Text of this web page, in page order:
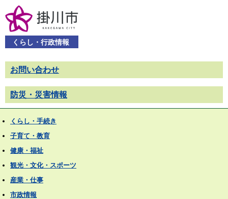
くらし・行政情報
お問い合わせ
防災・災害情報
くらし・手続き
子育て・教育
健康・福祉
観光・文化・スポーツ
産業・仕事
市政情報